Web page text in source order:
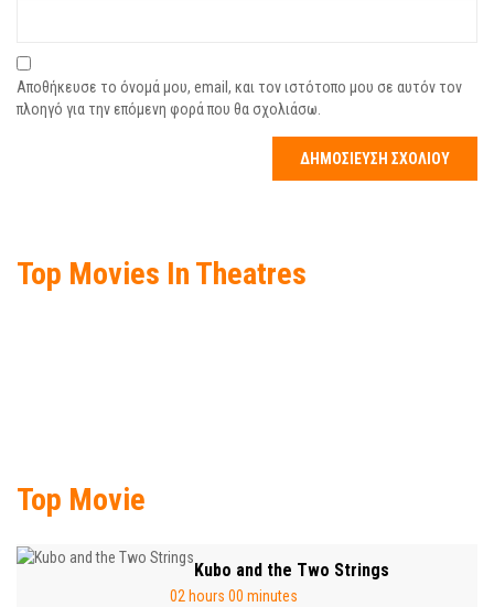
Αποθήκευσε το όνομά μου, email, και τον ιστότοπο μου σε αυτόν τον
πλοηγό για την επόμενη φορά που θα σχολιάσω.
Top Movies In Theatres
Top Movie
Kubo and the Two Strings
02 hours 00 minutes